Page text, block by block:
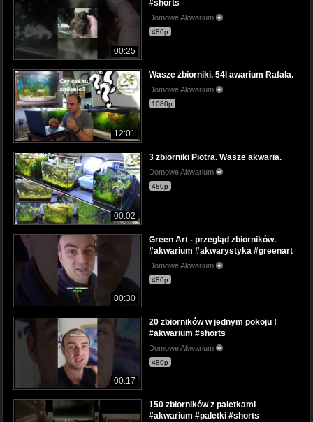
00:25
#shorts
Domowe Akwarium
480p
12:01
Wasze zbiorniki. 54l awarium Rafała.
Domowe Akwarium
1080p
00:02
3 zbiorniki Piotra. Wasze akwaria.
Domowe Akwarium
480p
00:30
Green Art - przegląd zbiorników.
#akwarium #akwarystyka #greenart
Domowe Akwarium
480p
00:17
20 zbiorników w jednym pokoju !
#akwarium #shorts
Domowe Akwarium
480p
150 zbiorników z paletkami
#akwarium #paletki #shorts